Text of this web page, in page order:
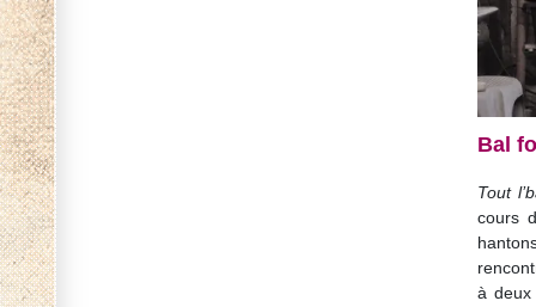
Bal
Tout
cours
à deux